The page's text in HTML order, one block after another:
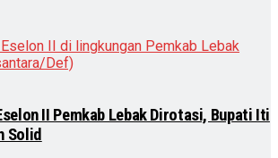
II Pemkab Lebak Dirotasi, Bupati Iti
Solid